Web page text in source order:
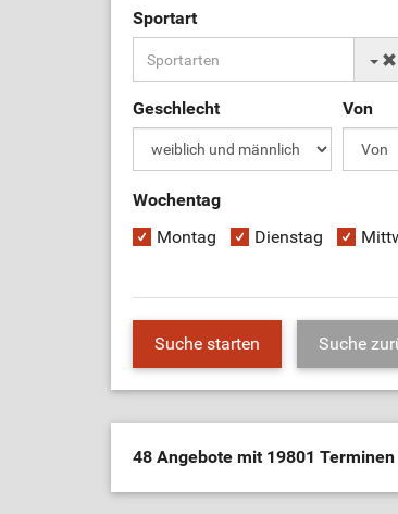
Sportart
Geschlecht Von
Wochentag
Montag
Dienstag
48 Angebote mit 19801